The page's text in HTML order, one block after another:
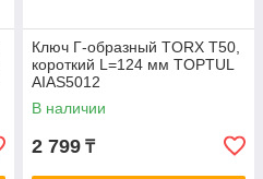
Ключ Г-образный TORX T50,
короткий L=124 мм TOPTUL
AIAS5012
В наличии
2 799 ₸